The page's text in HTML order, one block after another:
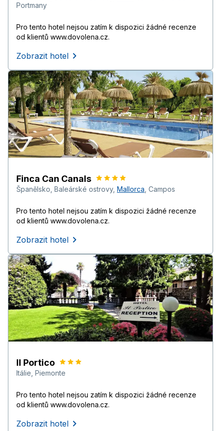
Portmany
Pro tento hotel nejsou zatím k dispozici žádné recenze
od klientů www.dovolena.cz.
Zobrazit hotel
Finca Can Canals
Španělsko Baleárské ostrovy, Mallorca Campos
Pro tento hotel nejsou zatím k dispozici žádné recenze
od klientů www.dovolena.cz.
Zobrazit hotel
Il Portico
Itálie Piemonte
Pro tento hotel nejsou zatím k dispozici žádné recenze
od klientů www.dovolena.cz.
Zobrazit hotel